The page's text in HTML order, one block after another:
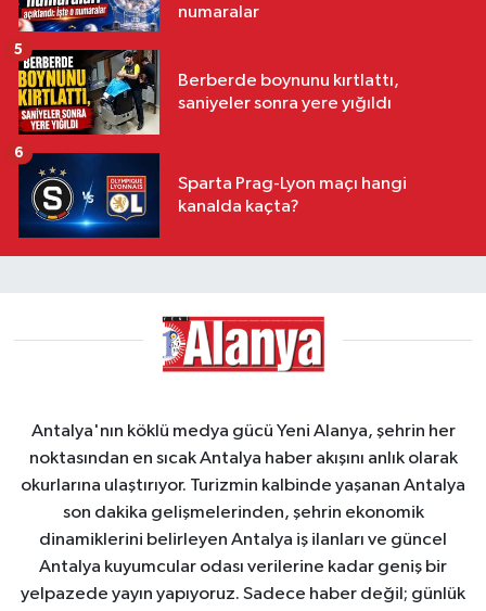
numaralar
Berberde boynunu kırtlattı,
saniyeler sonra yere yığıldı
5
Sparta Prag-Lyon maçı hangi
kanalda kaçta?
6
Antalya'nın köklü medya gücü Yeni Alanya, şehrin her
noktasından en sıcak Antalya haber akışını anlık olarak
okurlarına ulaştırıyor. Turizmin kalbinde yaşanan Antalya
son dakika gelişmelerinden, şehrin ekonomik
dinamiklerini belirleyen Antalya iş ilanları ve güncel
Antalya kuyumcular odası verilerine kadar geniş bir
yelpazede yayın yapıyoruz. Sadece haber değil; günlük